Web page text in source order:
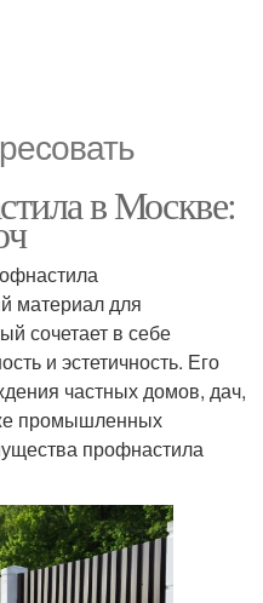
в Москве:
материал для
сочетает в себе
и эстетичность. Его
частных домов, дач,
промышленных
профнастила